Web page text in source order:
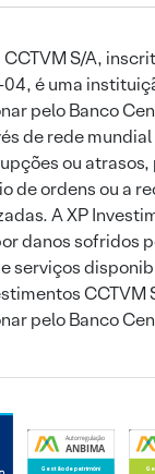
S/A,
é uma
pelo Banco
de rede
ou
de ordens ou a
A XP
danos sofridos
serviços
CCTVM
pelo Banco